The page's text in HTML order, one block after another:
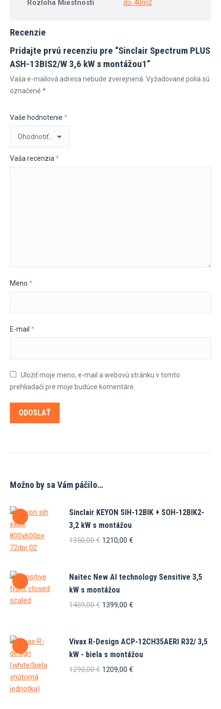
Rozloha Miestnosti do 40m2
Recenzie
Pridajte prvú recenziu pre “Sinclair Spectrum PLUS
ASH-13BIS2/W 3,6 kW s montážou1”
Vaša e-mailová adresa nebude zverejnená. Vyžadované polia sú
označené *
Vaše hodnotenie *
Vaša recenzia *
Meno *
E-mail *
Uložiť moje meno, e-mail a webovú stránku v tomto
prehliadači pre moje budúce komentáre.
Možno by sa Vám páčilo…
Sinclair KEYON SIH-12BIK + SOH-12BIK2-
3,2 kW s montážou
1350,00€ Pôvodná
1350,00 €.
1210,00 €Aktuálna
1210,00 €.
Naitec New AI technology Sensitive 3,5
kW s montážou
1459,00€ Pôvodná
1459,00 €.
1399,00 €Aktuálna
1399,00 €.
Vivax R-Design ACP-12CH35AERI R32/ 3,5
kW - biela s montážou
1290,00€ Pôvodná
1209,00 €Aktuálna